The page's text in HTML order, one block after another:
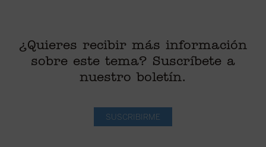
¿Quieres recibir más información
sobre este tema? Suscríbete a
nuestro boletín.
SUSCRIBIRME